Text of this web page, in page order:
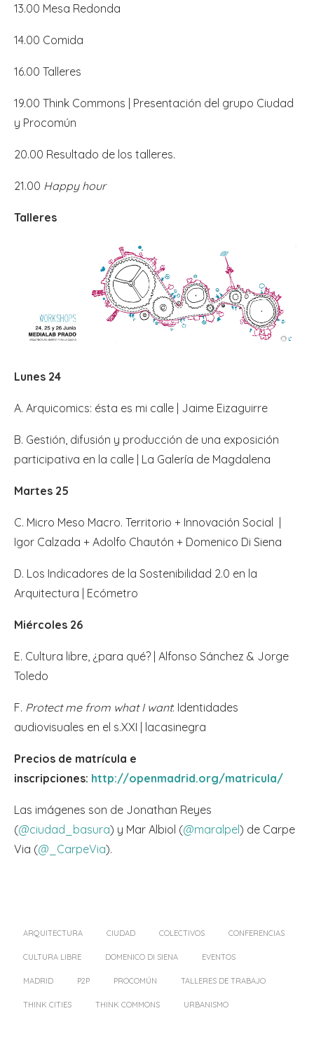
13.00 Mesa Redonda
14.00 Comida
16.00 Talleres
19.00 Think Commons | Presentación del grupo Ciudad
y Procomún
20.00 Resultado de los talleres.
21.00 Happy hour
Talleres
Lunes 24
A. Arquicomics: ésta es mi calle | Jaime Eizaguirre
B. Gestión, difusión y producción de una exposición
participativa en la calle | La Galería de Magdalena
Martes 25
C. Micro Meso Macro. Territorio + Innovación Social |
Igor Calzada + Adolfo Chautón + Domenico Di Siena
D. Los Indicadores de la Sostenibilidad 2.0 en la
Arquitectura | Ecómetro
Miércoles 26
E. Cultura libre, ¿para qué? | Alfonso Sánchez & Jorge
Toledo
F. Protect me from what I want: Identidades
audiovisuales en el s.XXI | lacasinegra
Precios de matrícula e
inscripciones: http://openmadrid.org/matricula/
Las imágenes son de Jonathan Reyes
(@ciudad_basura) y Mar Albiol (@maralpel) de Carpe
Via (@_CarpeVia).
ARQUITECTURA CIUDAD COLECTIVOS CONFERENCIAS
CULTURA LIBRE DOMENICO DI SIENA EVENTOS
MADRID P2P PROCOMÚN TALLERES DE TRABAJO
THINK CITIES THINK COMMONS URBANISMO